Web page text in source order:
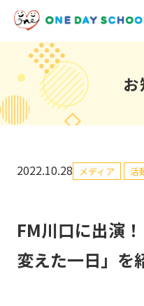
2022.10.28 メディア 活
FM川口に出演
変えた一日」を